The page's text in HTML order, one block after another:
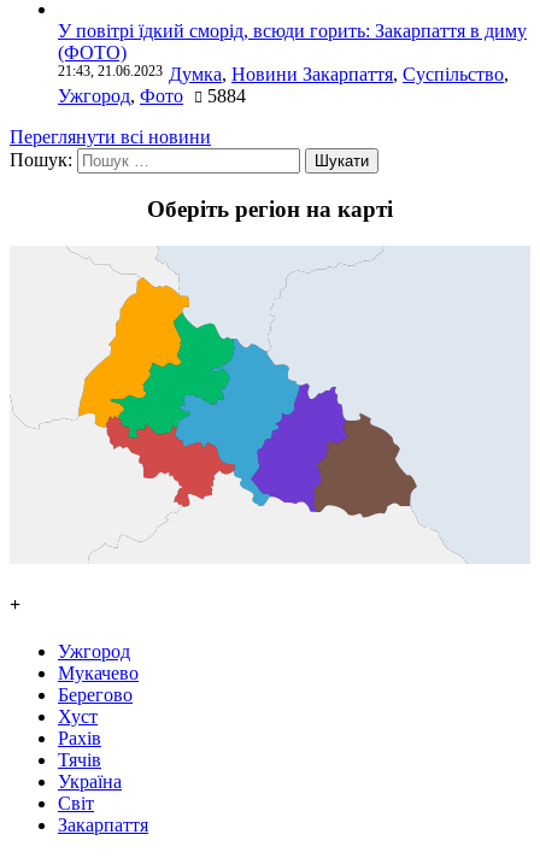
У повітрі їдкий сморід, всюди горить: Закарпаття в диму
(ФОТО)
21:43, 21.06.2023 Думка, Новини Закарпаття, Суспільство,
Ужгород, Фото
5884
Переглянути всі новини
Пошук:
Оберіть регіон на карті
+
Ужгород
Мукачево
Берегово
Хуст
Рахів
Тячів
Україна
Світ
Закарпаття